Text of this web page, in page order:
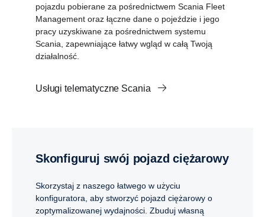
pojazdu pobierane za pośrednictwem Scania Fleet
Management oraz łączne dane o pojeździe i jego
pracy uzyskiwane za pośrednictwem systemu
Scania, zapewniające łatwy wgląd w całą Twoją
działalność.
Usługi telematyczne Scania
Skonfiguruj swój pojazd ciężarowy
Skorzystaj z naszego łatwego w użyciu
konfiguratora, aby stworzyć pojazd ciężarowy o
zoptymalizowanej wydajności. Zbuduj własną